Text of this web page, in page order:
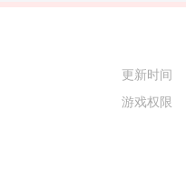
更新时间
游戏权限